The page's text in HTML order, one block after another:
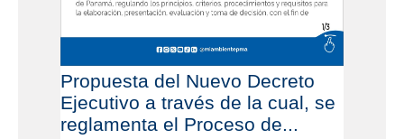
Propuesta del Nuevo Decreto
Ejecutivo a través de la cual, se
reglamenta el Proceso de...